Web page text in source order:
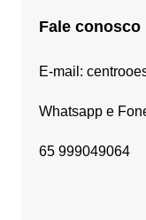
Fale conosco
E-mail:
Whatsapp e
65 999049064